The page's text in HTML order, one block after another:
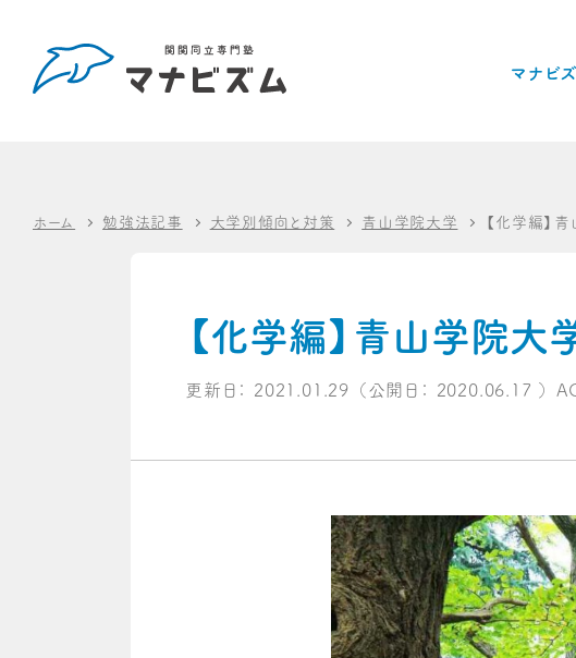
マナビ
ホーム 勉強法記事 大学別傾向と対策 青山学院大学 【化学編】
【化学編】青山学院大
更新日： 2021.01.29 （公開日： 2020.06.17 ）